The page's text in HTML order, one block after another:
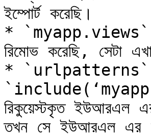
ইম্পোর্ট করেছি।
* `myapp.views`
রিমোভ করেছি, সেটা
* `urlpatterns`
রিকুয়েস্টকৃত
তখন সে ইউআরএল এর